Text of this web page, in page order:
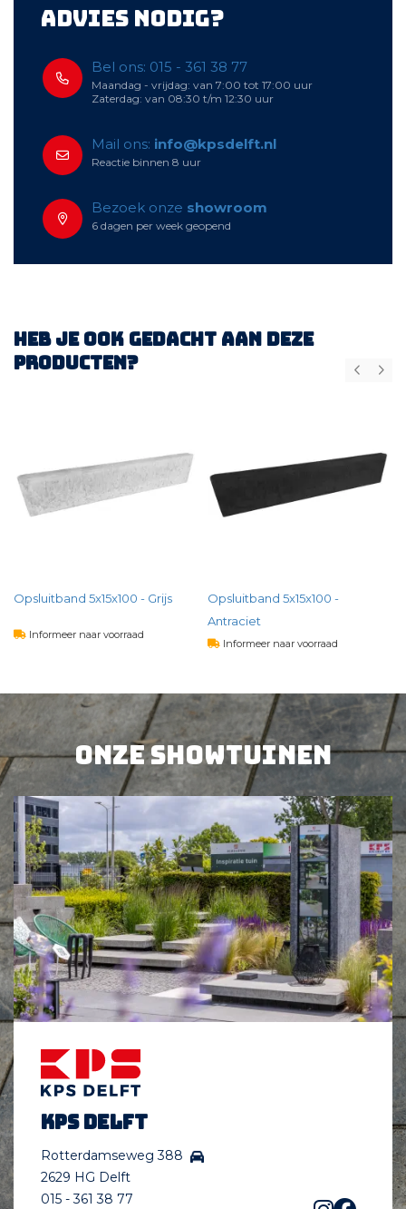
Advies nodig?
Bel ons: 015 - 361 38 77
Maandag - vrijdag: van 7:00 tot 17:00 uur
Zaterdag: van 08:30 t/m 12:30 uur
Mail ons: info@kpsdelft.nl
Reactie binnen 8 uur
Bezoek onze showroom
6 dagen per week geopend
Heb je ook gedacht aan deze
producten?
Opsluitband 5x15x100 - Grijs
Informeer naar voorraad
BEKIJK PRODUCT
Opsluitband 5x15x100 -
Antraciet
Informeer naar voorraad
4,64per st
BEKIJK PRODUCT
Onze showtuinen
KPS Delft
Rotterdamseweg 388
2629 HG Delft
015 - 361 38 77